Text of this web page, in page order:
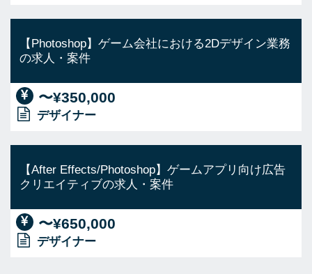
【Photoshop】ゲーム会社における2Dデザイン業務
の求人・案件
〜¥350,000
デザイナー
【After Effects/Photoshop】ゲームアプリ向け広告
クリエイティブの求人・案件
〜¥650,000
デザイナー